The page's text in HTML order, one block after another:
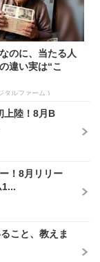
のに、当たる人
違い実は“こ
タルファーム )
上陸！8月B
！8月リリー
1...
こと、教えま